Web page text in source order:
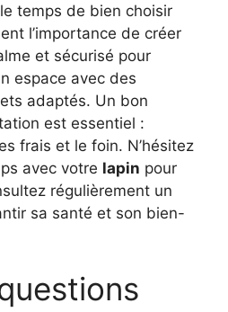
temps de bien choisir
l’importance de créer
et sécurisé pour
espace avec des
adaptés. Un bon
est essentiel :
frais et le foin. N’hésitez
avec votre lapin pour
régulièrement un
sa santé et son bien-